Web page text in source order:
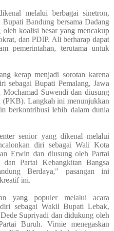
melalui berbagai sinetron,
Bandung bersama Dadang
oleh koalisi besar yang mencakup
dan PDIP. Ali berharap dapat
pemerintahan, terutama untuk
kerap menjadi sorotan karena
sebagai Bupati Pemalang, Jawa
Mochamad Suwendi dan diusung
(PKB). Langkah ini menunjukkan
berkontribusi lebih dalam dunia
senior yang dikenal melalui
diri sebagai Wali Kota
Erwin dan diusung oleh Partai
Partai Kebangkitan Bangsa
Berdaya," pasangan ini
ini.
yang populer melalui acara
sebagai Wakil Bupati Lebak,
Supriyadi dan didukung oleh
Buruh. Virnie menegaskan